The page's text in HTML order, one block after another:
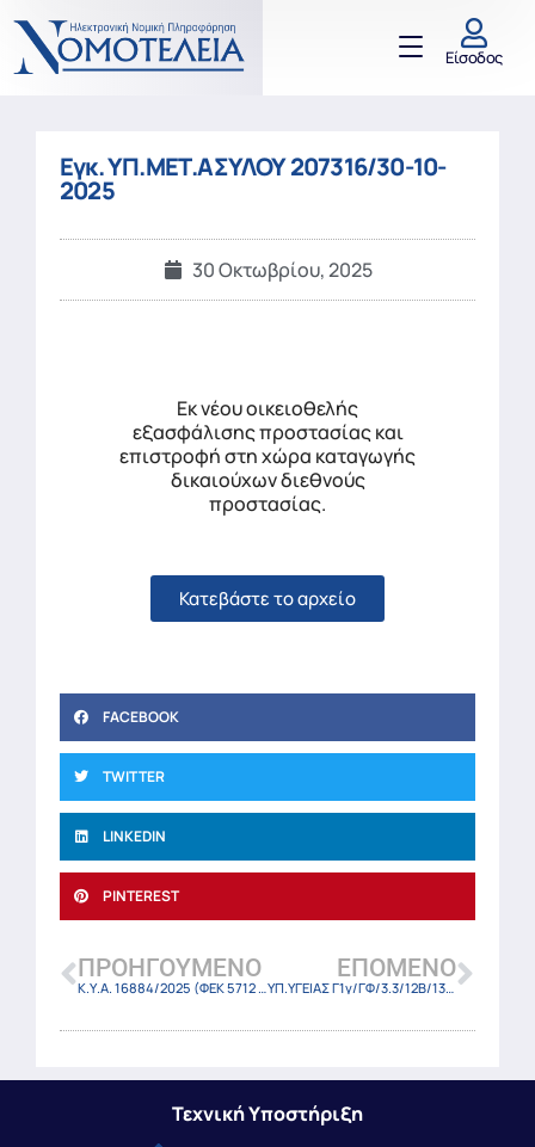
Είσοδος
Εγκ. ΥΠ.ΜΕΤ.ΑΣΥΛΟΥ 207316/30-10-
2025
30 Οκτωβρίου, 2025
Εκ νέου οικειοθελής
εξασφάλισης προστασίας και
επιστροφή στη χώρα καταγωγής
δικαιούχων διεθνούς
προστασίας.
Κατεβάστε το αρχείο
FACEBOOK
TWITTER
LINKEDIN
PINTEREST
ΠΡΟΗΓΟΎΜΕΝΟ
Κ.Υ.Α. 16884/2025 (ΦΕΚ 5712 Β/27-10-2025)
ΕΠΌΜΕΝΟ
ΥΠ.ΥΓΕΙΑΣ Γ1γ/ΓΦ/3.3/12Β/13/18Α/Ζ/ΓΠ/38704/29-10-2025
Τεχνική Υποστήριξη